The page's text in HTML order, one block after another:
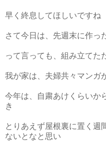
早く終息してほしいですね
さて今日は、先週末に作っ
って言っても、組み立てた
我が家は、夫婦共々マンガ
今年は、自粛あけくらいか
き
とりあえず屋根裏に置く週
ないとなと思い